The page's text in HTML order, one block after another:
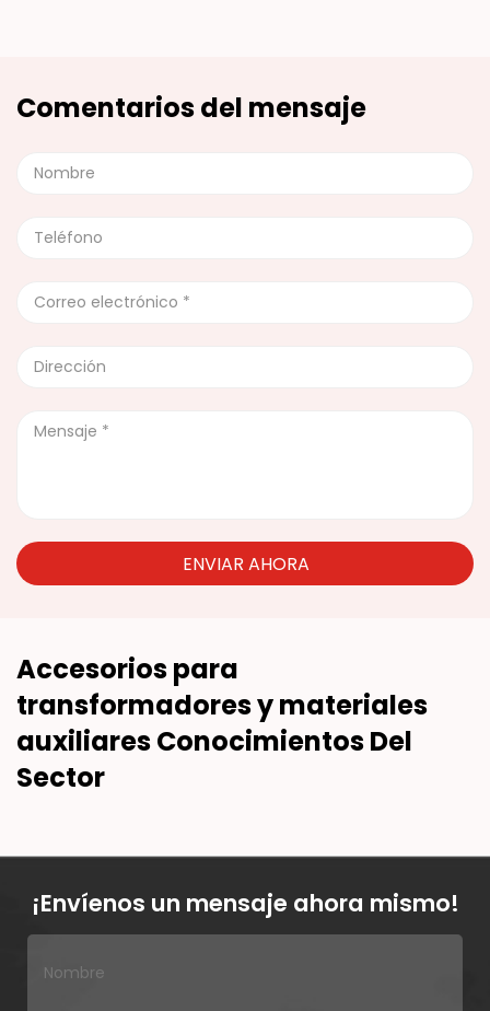
Comentarios del mensaje
ENVIAR AHORA
Accesorios para
transformadores y materiales
auxiliares Conocimientos Del
Sector
¡Envíenos un mensaje ahora mismo!